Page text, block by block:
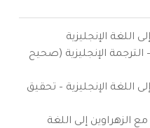
اللغة الإنجليزية
الترجمة الإنجليزية (صحيح
اللغة الإنجليزية – تحقيق
الزهراوين إلى اللغة